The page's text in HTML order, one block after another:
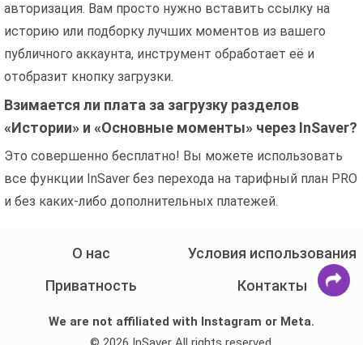
авторизация. Вам просто нужно вставить ссылку на
историю или подборку лучших моментов из вашего
публичного аккаунта, инструмент обработает её и
отобразит кнопку загрузки.
Взимается ли плата за загрузку разделов
«Истории» и «Основные моменты» через InSaver?
Это совершенно бесплатно! Вы можете использовать
все функции InSaver без перехода на тарифный план PRO
и без каких-либо дополнительных платежей.
О нас
Условия использования
Приватность
Контакты
We are not affiliated with Instagram or Meta.